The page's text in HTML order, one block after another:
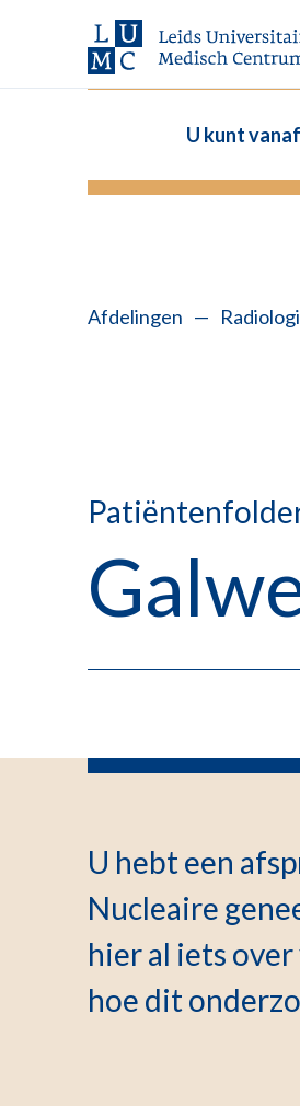
U kunt
Afdelingen —
U hebt een
Nucleaire
hier al iets
hoe dit